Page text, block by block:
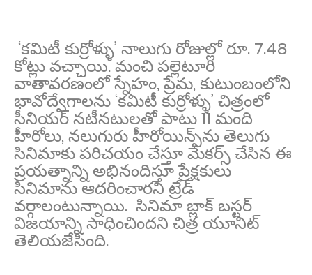
‘కమిటీ కుర్రోళ్ళు’ నాలుగు రోజుల్లో రూ. 7.48
కోట్లు వచ్చాయి. మంచి ప‌ల్లెటూరి
వాతావ‌ర‌ణంలో స్నేహం, ప్రేమ‌, కుటుంబంలోని
భావోద్వేగాల‌ను ‘కమిటీ కుర్రోళ్ళు’ చిత్రంలో
సీనియ‌ర్ న‌టీన‌టుల‌తో పాటు 11 మంది
హీరోలు, న‌లుగురు హీరోయిన్స్‌ను తెలుగు
సినిమాకు ప‌రిచ‌యం చేస్తూ మేక‌ర్స్ చేసిన ఈ
ప్ర‌య‌త్నాన్ని అభినందిస్తూ ప్రేక్ష‌కులు
సినిమాను ఆద‌రించార‌ని ట్రేడ్
వ‌ర్గాలంటున్నాయి. సినిమా బ్లాక్ బస్టర్
విజయాన్ని సాధించిందని చిత్ర యూనిట్
తెలియజేసింది.